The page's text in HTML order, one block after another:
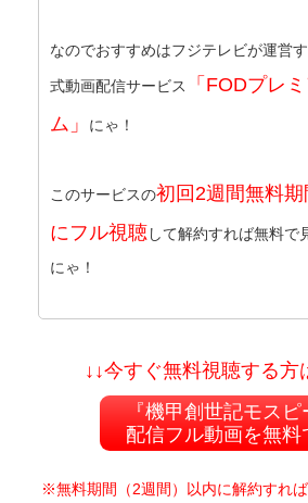
なのでおすすめはフジテレビが運営
式動画配信サービス
「FODプレ
ム」
にゃ！
このサービスの初回2週間無料期
にフル視聴して解約すれば無料で
にゃ！
↓↓今すぐ無料視聴する方
『機甲創世記モスピ
配信フル動画を無料
※無料期間（2週間）以内に解約すれ